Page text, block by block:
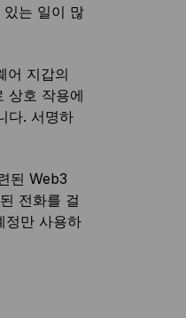
는 일이 많
어 지갑의
상호 작용에
다. 서명하
된 Web3
전화를 걸
정만 사용하